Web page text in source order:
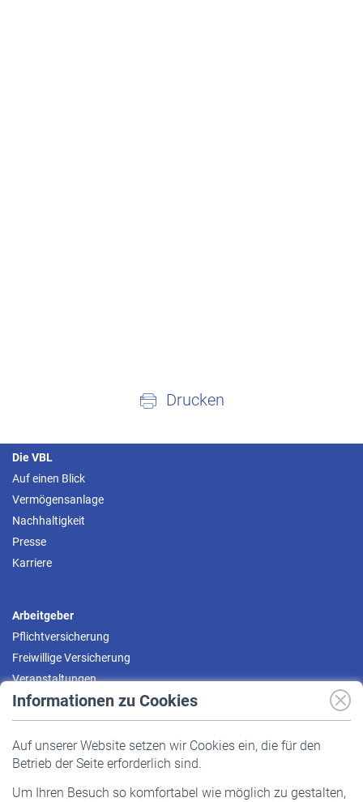
Informationen zu Cookies
Auf unserer Website setzen wir Cookies ein, die für den
Betrieb der Seite erforderlich sind.
Um Ihren Besuch so komfortabel wie möglich zu gestalten,
Drucken
Die VBL
Auf einen Blick
Vermögensanlage
Nachhaltigkeit
Presse
Karriere
Arbeitgeber
Pflichtversicherung
Freiwillige Versicherung
Veranstaltungen
Pflichtversicherung
Staatliche Förderung